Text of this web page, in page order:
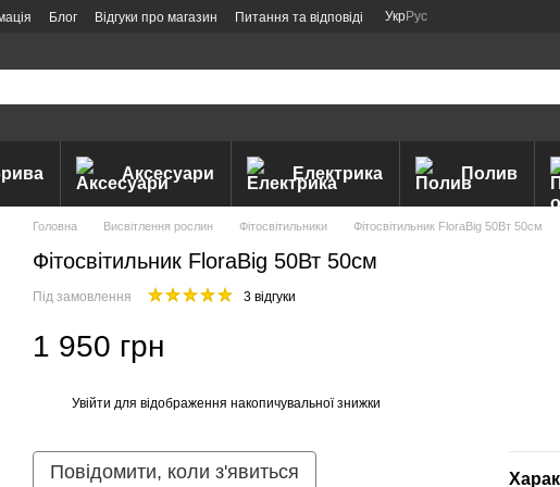
Блог Відгуки про магазин Питання та відповіді УкрРус
Аксесуари Електрика Полив
Головна Висвітлення рослин Фітосвітильники Фітосвітильник FloraBig 50Вт 50см
Фітосвітильник FloraBig 50Вт 50см
Під замовлення 3 відгуки
1 950 грн
Увійти для відображення накопичувальної знижки
Повідомити, коли з'явиться